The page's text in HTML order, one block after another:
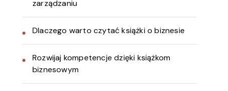
zarządzaniu
Dlaczego warto czytać książki o biznesie
Rozwijaj kompetencje dzięki książkom
biznesowym